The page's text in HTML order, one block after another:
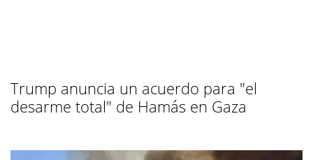
Trump anuncia un acuerdo para "el
desarme total" de Hamás en Gaza